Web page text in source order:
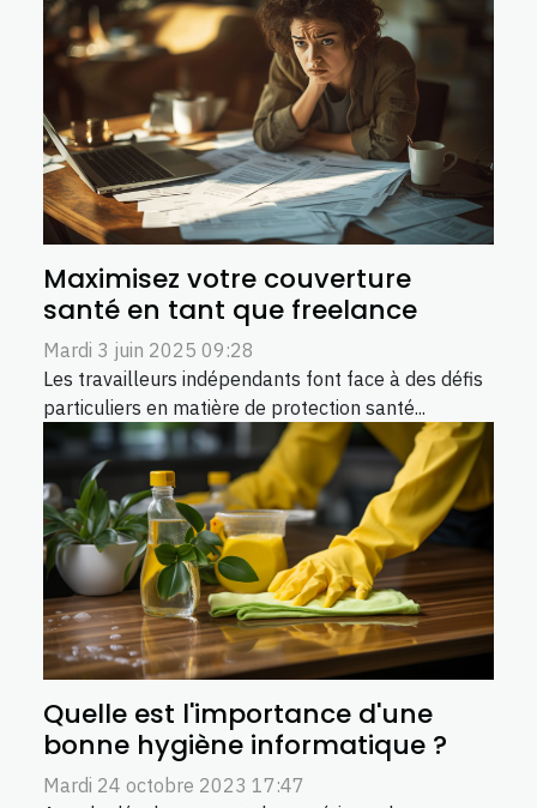
Maximisez votre couverture
santé en tant que freelance
Mardi 3 juin 2025 09:28
Les travailleurs indépendants font face à des défis
particuliers en matière de protection santé...
Quelle est l'importance d'une
bonne hygiène informatique ?
Mardi 24 octobre 2023 17:47